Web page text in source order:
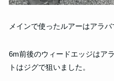
メインで使ったルアーはアラバ
6m前後のウィードエッジはア
トはジグで狙いました。